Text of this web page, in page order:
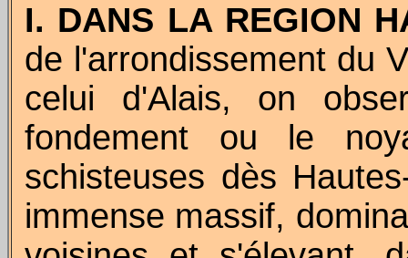
I. DANS LA REGION
de l'arrondissement du
celui d'Alais, on
fondement ou le
schisteuses dès
immense massif,